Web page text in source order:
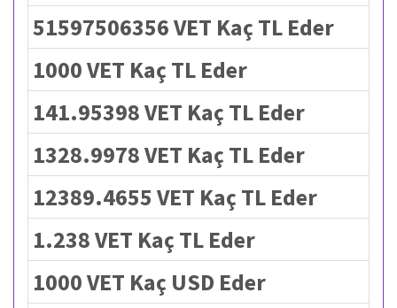
51597506356 VET Kaç TL Eder
1000 VET Kaç TL Eder
141.95398 VET Kaç TL Eder
1328.9978 VET Kaç TL Eder
12389.4655 VET Kaç TL Eder
1.238 VET Kaç TL Eder
1000 VET Kaç USD Eder